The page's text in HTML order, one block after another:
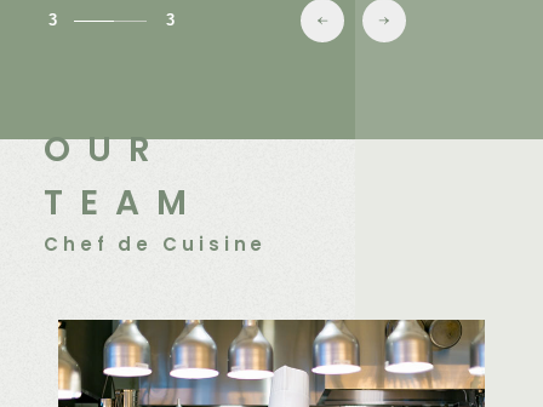
3 3
OUR
TEAM
Chef de Cuisine